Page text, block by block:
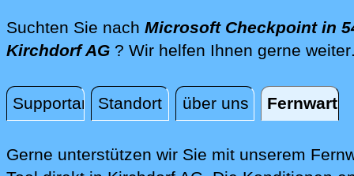
Kontakt
Suchten Sie nach Microsoft Checkpoint in
Kirchdorf AG ? Wir helfen Ihnen gerne weiter
SupportanfrageStandort über uns
Fernwartung
Gerne unterstützen wir Sie mit unserem